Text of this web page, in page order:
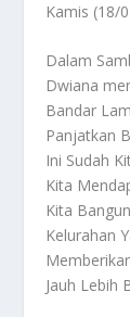
Kamis (18/
Dalam
Dwiana
Bandar
Panjatkan
Ini Sudah
Kita
Kita
Kelurahan
Jauh Lebih